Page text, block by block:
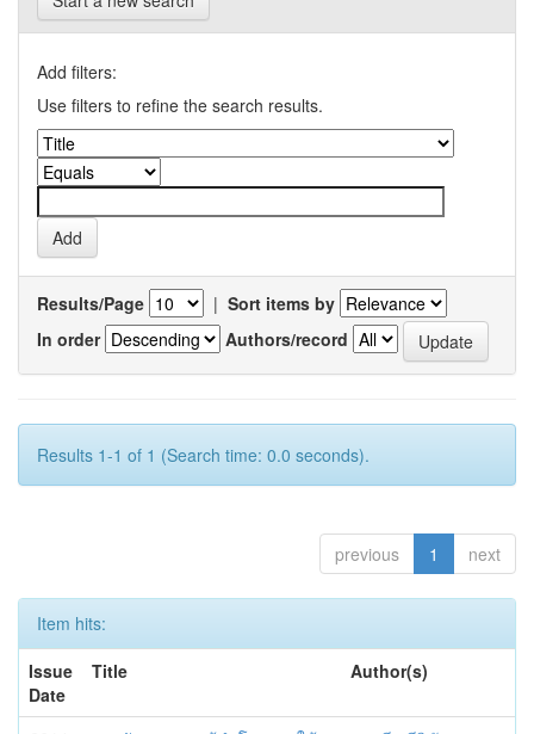
Add filters:
Use filters to refine the search results.
Results/Page | Sort items by
In order
Authors/record
Results 1-1 of 1 (Search time: 0.0 seconds).
previous 1 next
Item hits:
Issue
Date
Title Author(s)